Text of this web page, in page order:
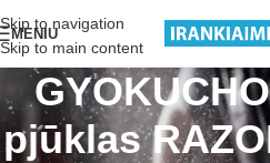
Skip to navigation
Skip to main content
MENIU
pjūklas